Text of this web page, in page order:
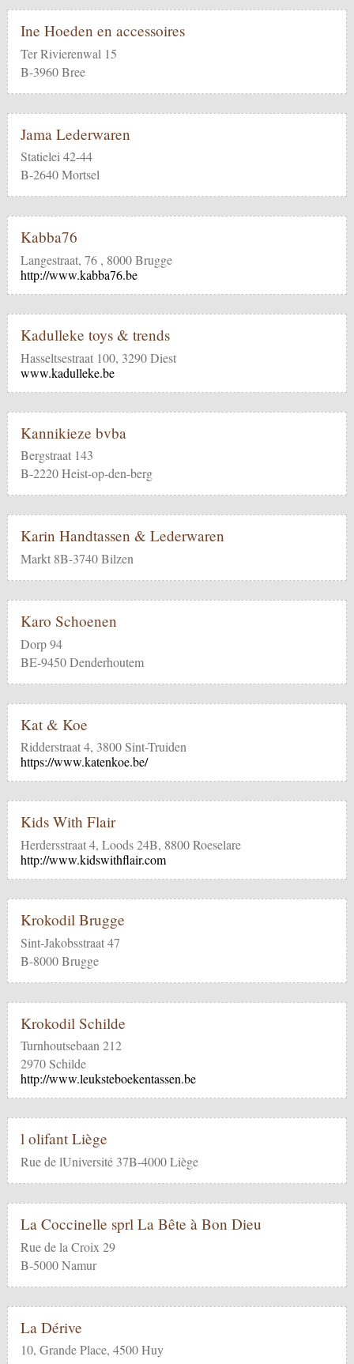
Ine Hoeden en accessoires
Ter Rivierenwal 15
B-3960 Bree
Jama Lederwaren
Statielei 42-44
B-2640 Mortsel
Kabba76
Langestraat, 76 , 8000 Brugge
http://www.kabba76.be
Kadulleke toys & trends
Hasseltsestraat 100, 3290 Diest
www.kadulleke.be
Kannikieze bvba
Bergstraat 143
B-2220 Heist-op-den-berg
Karin Handtassen & Lederwaren
Markt 8B-3740 Bilzen
Karo Schoenen
Dorp 94
BE-9450 Denderhoutem
Kat & Koe
Ridderstraat 4, 3800 Sint-Truiden
https://www.katenkoe.be/
Kids With Flair
Herdersstraat 4, Loods 24B, 8800 Roeselare
http://www.kidswithflair.com
Krokodil Brugge
Sint-Jakobsstraat 47
B-8000 Brugge
Krokodil Schilde
Turnhoutsebaan 212
2970 Schilde
http://www.leuksteboekentassen.be
l olifant Liège
Rue de lUniversité 37B-4000 Liège
La Coccinelle sprl La Bête à Bon Dieu
Rue de la Croix 29
B-5000 Namur
La Dérive
10, Grande Place, 4500 Huy